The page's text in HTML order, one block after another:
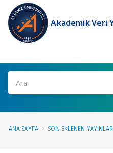
Akademik Veri
Ara
ANA SAYFA SON EKLENEN YAYINLAR